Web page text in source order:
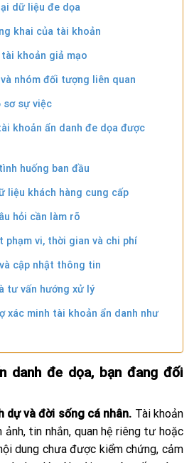
dữ liệu đe dọa
khai của tài khoản
khoản giả mạo
nhóm đối tượng liên quan
sơ sự việc
khoản ẩn danh đe dọa được
huống ban đầu
liệu khách hàng cung cấp
hỏi cần làm rõ
phạm vi, thời gian và chi phí
cập nhật thông tin
tư vấn hướng xử lý
xác minh tài khoản ẩn danh như
danh đe dọa, bạn đang đối
dự và đời sống cá nhân. Tài khoản
ảnh, tin nhắn, quan hệ riêng tư hoặc
dung chưa được kiểm chứng, cảm